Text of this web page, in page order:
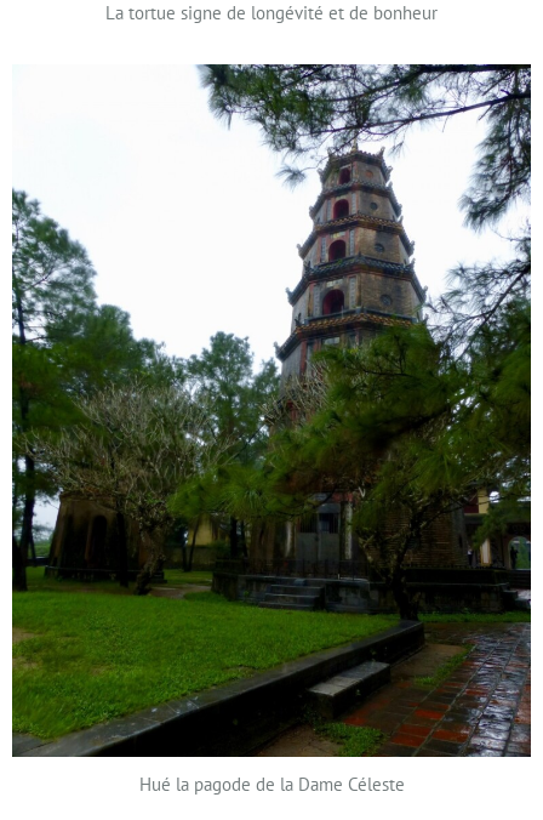
La tortue signe de longévité et de bonheur
Hué la pagode de la Dame Céleste